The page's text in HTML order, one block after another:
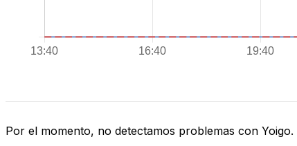
Por el momento, no detectamos problemas con Yoigo.